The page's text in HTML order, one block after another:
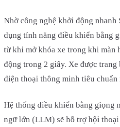
Nhờ công nghệ khởi động nhanh
dụng tính năng điều khiển bằng
từ khi mở khóa xe trong khi màn
động trong 2 giây. Xe được
điện thoại thông minh tiêu chuẩn
Hệ thống điều khiển bằng giọng
ngữ lớn (LLM) sẽ hỗ trợ hội